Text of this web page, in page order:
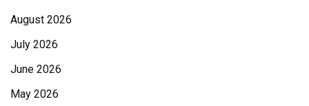
August 2026
July 2026
June 2026
May 2026